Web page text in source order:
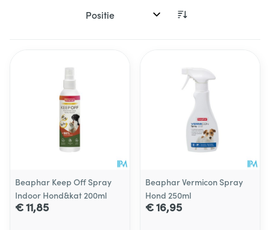
Sorteer op:
Beaphar Keep Off Spray
Indoor Hond&kat 200ml
€ 11,85
Beaphar Vermicon Spray
Hond 250ml
€ 16,95